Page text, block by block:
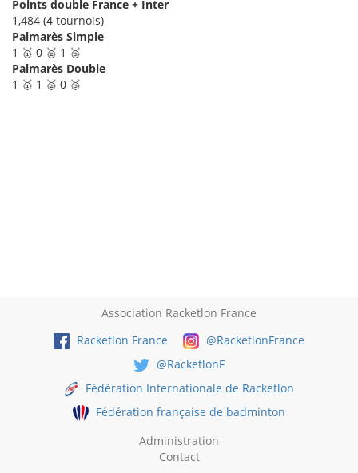
Points double France + Inter
1,484 (4 tournois)
Palmarès Simple
1 🥇 0 🥈 1 🥉
Palmarès Double
1 🥇 1 🥈 0 🥉
Association Racketlon France
Racketlon France
@RacketlonFrance
@RacketlonF
Fédération Internationale de Racketlon
Fédération française de badminton
Administration
Contact